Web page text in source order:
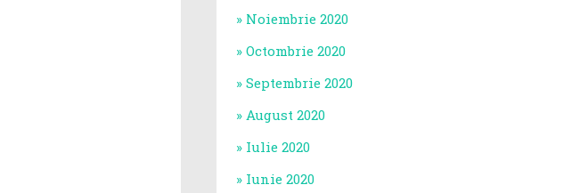
Noiembrie 2020
Octombrie 2020
Septembrie 2020
August 2020
Iulie 2020
Iunie 2020